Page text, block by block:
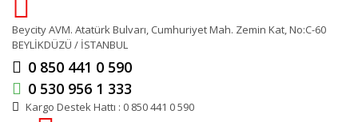
Beycity AVM. Atatürk Bulvarı, Cumhuriyet Mah. Zemin Kat, No:C-60
BEYLİKDÜZÜ / İSTANBUL
0 850 441 0 590
0 530 956 1 333
Kargo Destek Hattı : 0 850 441 0 590